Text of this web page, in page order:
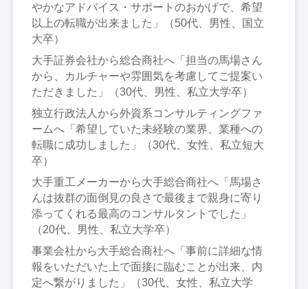
やかなアドバイス・サポートのおかげで、希望
以上の転職が出来ました」（50代、男性、国立
大卒）
大手証券会社から総合商社へ「担当の馬場さん
から、カルチャーや雰囲気を考慮してご提案い
ただきました」（30代、男性、私立大学卒）
独立行政法人から外資系コンサルティングファ
ームへ「希望していた未経験の業界、業種への
転職に成功しました」（30代、女性、私立短大
卒）
大手重工メーカーから大手総合商社へ「馬場さ
んは抜群の面倒見の良さで最後まで親身に寄り
添ってくれる最高のコンサルタントでした」
（20代、男性、私立大学卒）
事業会社から大手総合商社へ「事前に詳細な情
報をいただいた上で面接に臨むことが出来、内
定へ繋がりました」（30代、女性、私立大学